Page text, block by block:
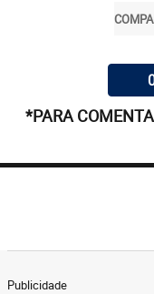
*PARA
Publicidade